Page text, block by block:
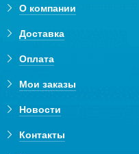
О компании
Доставка
Оплата
Мои заказы
Новости
Контакты